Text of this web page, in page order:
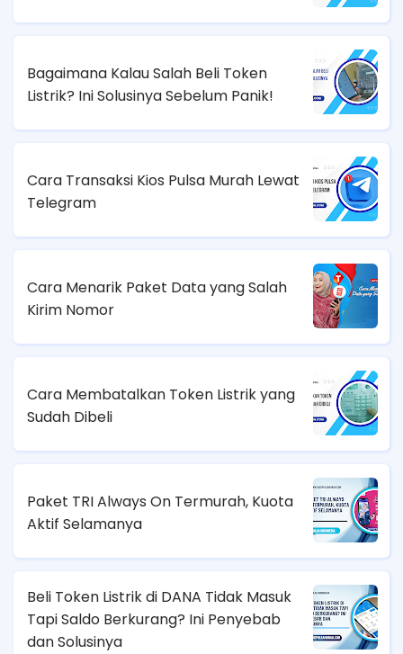
Bagaimana Kalau Salah Beli Token
Listrik? Ini Solusinya Sebelum Panik!
Cara Transaksi Kios Pulsa Murah Lewat
Telegram
Cara Menarik Paket Data yang Salah
Kirim Nomor
Cara Membatalkan Token Listrik yang
Sudah Dibeli
Paket TRI Always On Termurah, Kuota
Aktif Selamanya
Beli Token Listrik di DANA Tidak Masuk
Tapi Saldo Berkurang? Ini Penyebab
dan Solusinya